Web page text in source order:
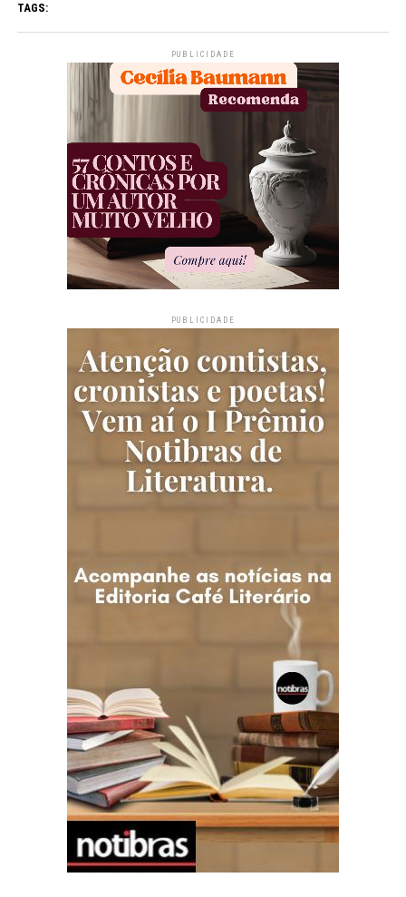
TAGS:
PUBLICIDADE
PUBLICIDADE